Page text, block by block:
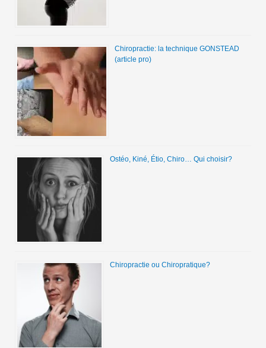
Chiropractie: la technique GONSTEAD
(article pro)
Ostéo, Kiné, Étio, Chiro… Qui choisir?
Chiropractie ou Chiropratique?